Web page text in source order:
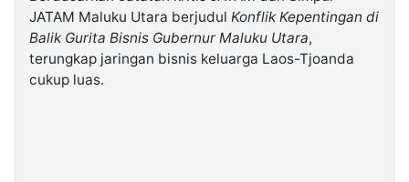
JATAM Maluku Utara berjudul Konflik Kepentingan di
Balik Gurita Bisnis Gubernur Maluku Utara,
terungkap jaringan bisnis keluarga Laos-Tjoanda
cukup luas.